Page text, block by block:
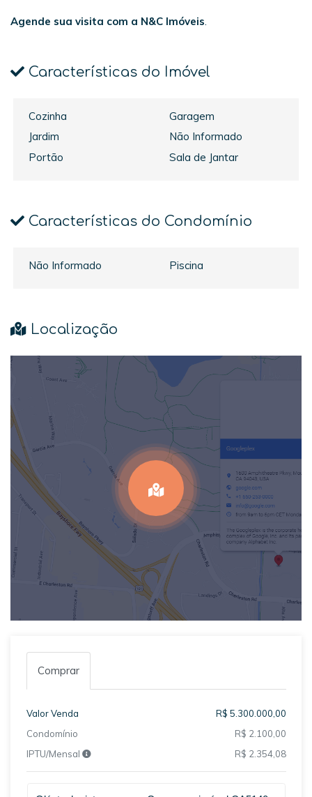
Agende sua visita com a N&C Imóveis.
Características do Imóvel
Cozinha
Garagem
Jardim
Não Informado
Portão
Sala de Jantar
Características do Condomínio
Não Informado Piscina
Localização
Comprar
Valor Venda
R$ 5.300.000,00
Condomínio
R$ 2.100,00
IPTU/Mensal
R$ 2.354,08